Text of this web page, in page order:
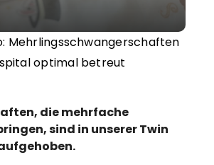
Mehrlingsschwangerschaften
optimal betreut
die mehrfache
sind in unserer Twin